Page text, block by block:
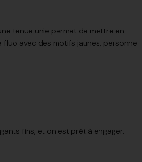
tenue unie permet de mettre en
avec des motifs jaunes, personne
fins, et on est prêt à engager.